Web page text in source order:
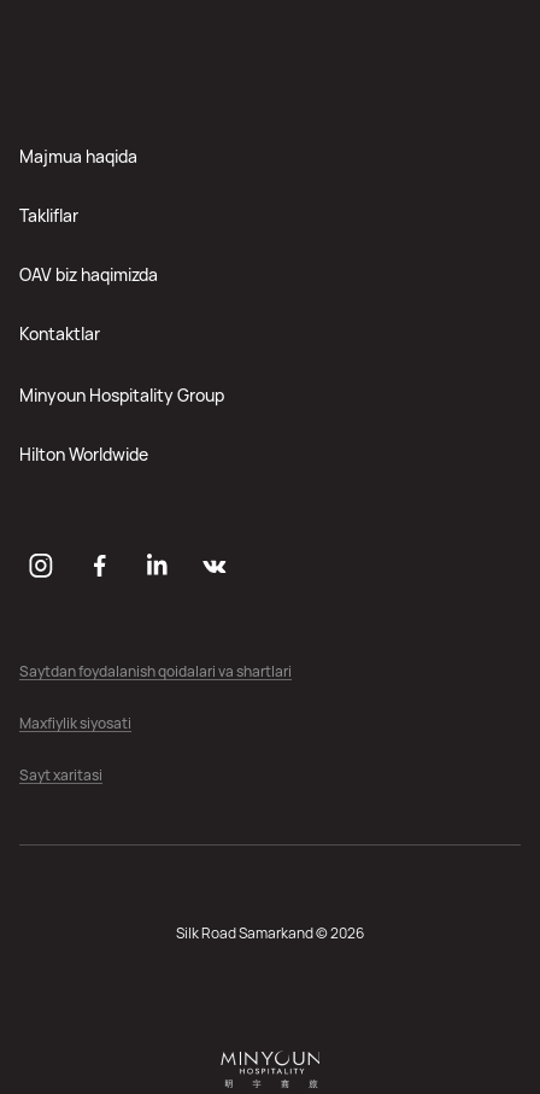
Majmua haqida
Takliflar
OAV biz haqimizda
Kontaktlar
Minyoun Hospitality Group
Hilton Worldwide
Saytdan foydalanish qoidalari va shartlari
Maxfiylik siyosati
Sayt xaritasi
Silk Road Samarkand © 2026